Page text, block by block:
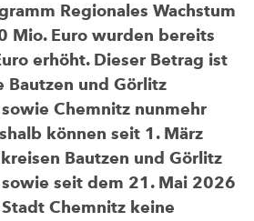
Regionales Wachstum
Mio. Euro wurden bereits
erhöht. Dieser Betrag ist
Bautzen und Görlitz
Chemnitz nunmehr
können seit 1. März
Bautzen und Görlitz
sowie seit dem 21. Mai 2026
Chemnitz keine